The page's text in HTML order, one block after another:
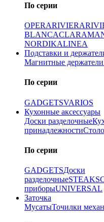
По серии
OPERARIVIERA
BLANCACLARA
NORDIKALINEA
Подставки и
Магнитные держатели
По серии
GADGETSVARIOS
Кухонные аксессуары
Доски разделочные
принадлежности
По серии
GADGETSДоски
разделочныеSTEAK
приборыUNIVERSAL
Заточка
МусатыТочилки